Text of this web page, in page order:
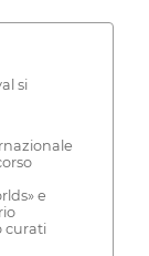
si
e
curati